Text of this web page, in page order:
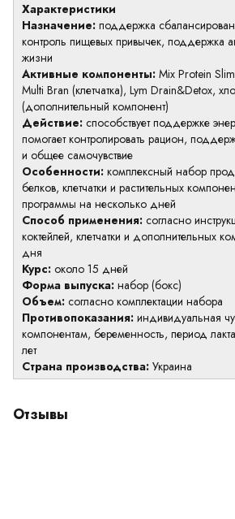
Характеристики
Назначение: поддержка
контроль пищевых привычек, поддержка
жизни
Активные компоненты: Mix Protein
Multi Bran (клетчатка), Lym Drain&Detox,
(дополнительный компонент)
Действие: способствует поддержке
помогает контролировать рацион,
и общее самочувствие
Особенности: комплексный набор
белков, клетчатки и растительных
программы на несколько дней
Способ применения: согласно
коктейлей, клетчатки и дополнительных
дня
Курс: около 15 дней
Форма выпуска: набор (бокс)
Объем: согласно комплектации набора
Противопоказания: индивидуальная
компонентам, беременность, период
лет
Страна производства: Украина
Отзывы